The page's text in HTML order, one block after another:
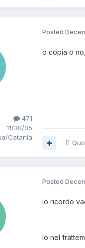
471
11/30/05
Catania
Posted
o copia o
Posted
Io ricordo
Io nel